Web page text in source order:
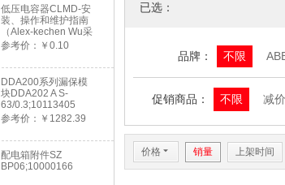
低压电容器CLMD-安
装、操作和维护指南
（Alex-kechen Wu采
购）-2022年版
参考价：￥0.10
DDA200系列漏保模
块DDA202 A S-
63/0.3;10113405
参考价：￥1282.39
配电箱附件SZ
BP06;10000166
已选：
品牌： 不限
促销商品： 不限 减价
价格 6 销量 上架时间